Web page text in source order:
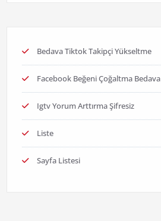
Bedava Tiktok Takipçi Yükseltme
Facebook Beğeni Çoğaltma Bedava
Igtv Yorum Arttırma Şifresiz
Liste
Sayfa Listesi